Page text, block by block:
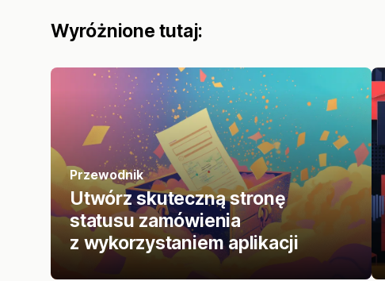
Wyróżnione tutaj:
Przewodnik
Utwórz skuteczną stronę
statusu zamówienia
z wykorzystaniem aplikacji